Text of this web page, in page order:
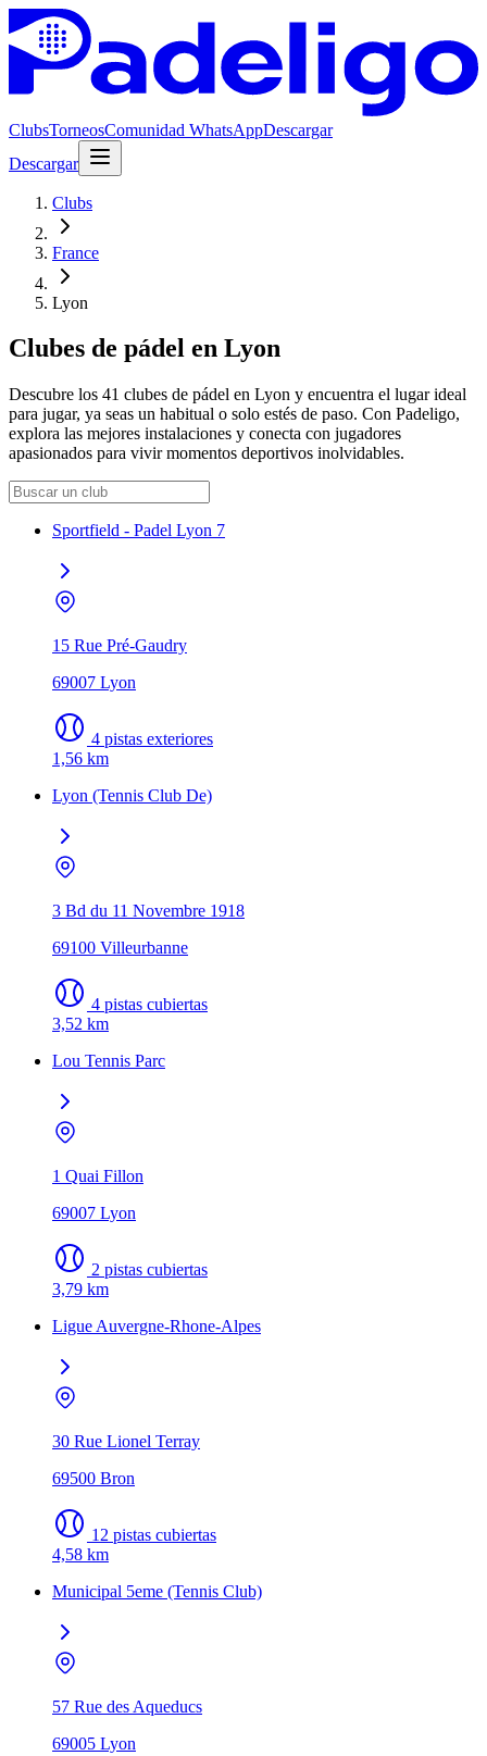
ClubsTorneosComunidad WhatsAppDescargar
Descargar
Clubs
France
Lyon
Clubes de pádel en Lyon
Descubre los 41 clubes de pádel en Lyon y encuentra el lugar ideal
para jugar, ya seas un habitual o solo estés de paso. Con Padeligo,
explora las mejores instalaciones y conecta con jugadores
apasionados para vivir momentos deportivos inolvidables.
Sportfield - Padel Lyon 7
15 Rue Pré-Gaudry
69007 Lyon
4 pistas exteriores
1,56 km
Lyon (Tennis Club De)
3 Bd du 11 Novembre 1918
69100 Villeurbanne
4 pistas cubiertas
3,52 km
Lou Tennis Parc
1 Quai Fillon
69007 Lyon
2 pistas cubiertas
3,79 km
Ligue Auvergne-Rhone-Alpes
30 Rue Lionel Terray
69500 Bron
12 pistas cubiertas
4,58 km
Municipal 5eme (Tennis Club)
57 Rue des Aqueducs
69005 Lyon